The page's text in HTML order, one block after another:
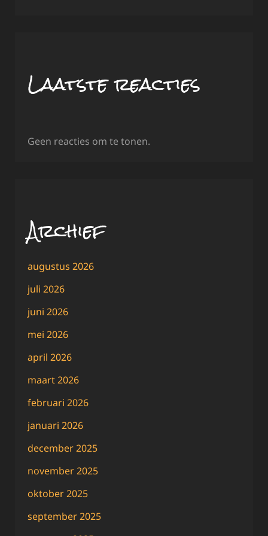
Laatste reacties
Geen reacties om te tonen.
Archief
augustus 2026
juli 2026
juni 2026
mei 2026
april 2026
maart 2026
februari 2026
januari 2026
december 2025
november 2025
oktober 2025
september 2025